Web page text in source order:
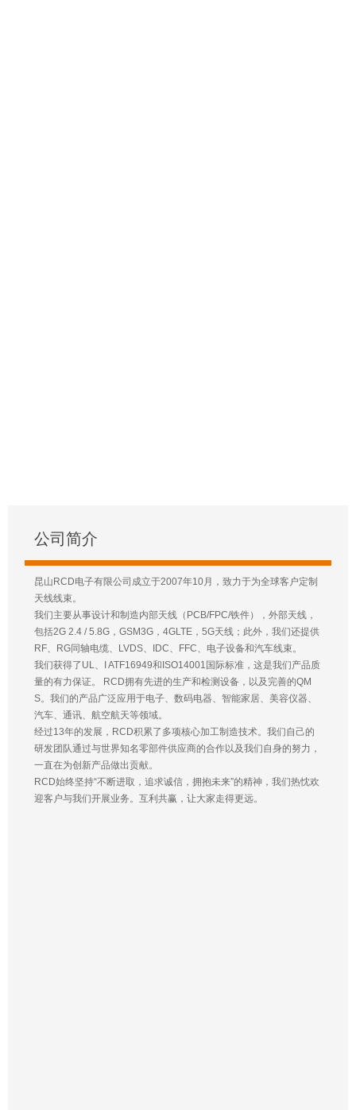
公司简介
昆山RCD电子有限公司成立于2007年10月，致力于为全球客户定制
天线线束。
我们主要从事设计和制造内部天线（PCB/FPC/铁件），外部天线，
包括2G 2.4 / 5.8G，GSM3G，4GLTE，5G天线；此外，我们还提供
RF、RG同轴电缆、LVDS、IDC、FFC、电子设备和汽车线束。
我们获得了UL、I ATF16949和ISO14001国际标准，这是我们产品质
量的有力保证。 RCD拥有先进的生产和检测设备，以及完善的QM
S。我们的产品广泛应用于电子、数码电器、智能家居、美容仪器、
汽车、通讯、航空航天等领域。
经过13年的发展，RCD积累了多项核心加工制造技术。我们自己的
研发团队通过与世界知名零部件供应商的合作以及我们自身的努力，
一直在为创新产品做出贡献。
RCD始终坚持“不断进取，追求诚信，拥抱未来”的精神，我们热忱欢
迎客户与我们开展业务。互利共赢，让大家走得更远。